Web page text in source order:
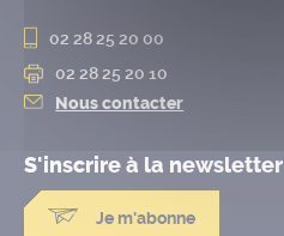
02 28 25 20 00
02 28 25 20 10
Nous contacter
S'inscrire à la newsletter
Je m'abonne